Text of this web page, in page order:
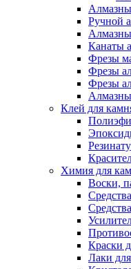
Ручной
Канаты
Фрезы
Фрезы
Фрезы
Клей для
Химия для
Воски,
Краски
Лаки